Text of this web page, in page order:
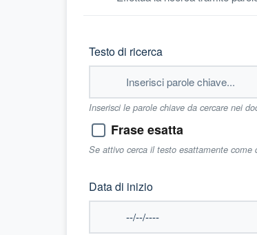
Testo di ricerca
Inserisci le parole chiave da cercare nei
Frase esatta
Se attivo cerca il testo esattamente
Data di inizio